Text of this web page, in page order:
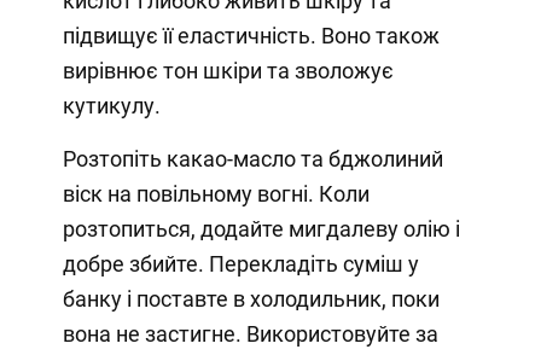
підвищує її еластичність. Воно також
вирівнює тон шкіри та зволожує
кутикулу.
Розтопіть какао-масло та бджолиний
віск на повільному вогні. Коли
розтопиться, додайте мигдалеву олію і
добре збийте. Перекладіть суміш у
банку і поставте в холодильник, поки
вона не застигне. Використовуйте за